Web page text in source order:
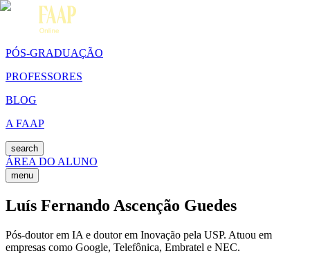
PÓS-GRADUAÇÃO
PROFESSORES
BLOG
A FAAP
search
ÁREA DO ALUNO
menu
Luís Fernando Ascenção Guedes
Pós-doutor em IA e doutor em Inovação pela USP. Atuou em
empresas como Google, Telefônica, Embratel e NEC.